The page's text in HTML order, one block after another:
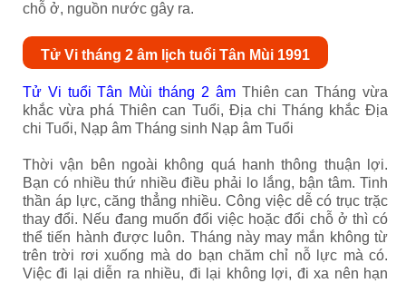
chỗ ở, nguồn nước gây ra.
Tử Vi tháng 2 âm lịch tuổi Tân Mùi 1991
Tử Vi tuổi Tân Mùi tháng 2 âm Thiên can Tháng vừa
khắc vừa phá Thiên can Tuổi, Địa chi Tháng khắc Địa
chi Tuổi, Nạp âm Tháng sinh Nạp âm Tuổi
Thời vận bên ngoài không quá hanh thông thuận lợi.
Bạn có nhiều thứ nhiều điều phải lo lắng, bận tâm. Tinh
thần áp lực, căng thẳng nhiều. Công việc dễ có trục trặc
thay đổi. Nếu đang muốn đổi việc hoặc đổi chỗ ở thì có
thể tiến hành được luôn. Tháng này may mắn không từ
trên trời rơi xuống mà do bạn chăm chỉ nỗ lực mà có.
Việc đi lại diễn ra nhiều, đi lại không lợi, đi xa nên hạn